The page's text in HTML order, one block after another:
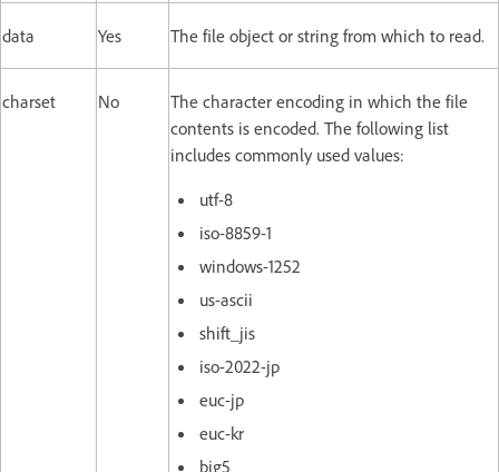
data Yes The file object or string from which to read.
charset No
The character encoding in which the file
contents is encoded. The following list
includes commonly used values:
utf-8
iso-8859-1
windows-1252
us-ascii
shift_jis
iso-2022-jp
euc-jp
euc-kr
big5